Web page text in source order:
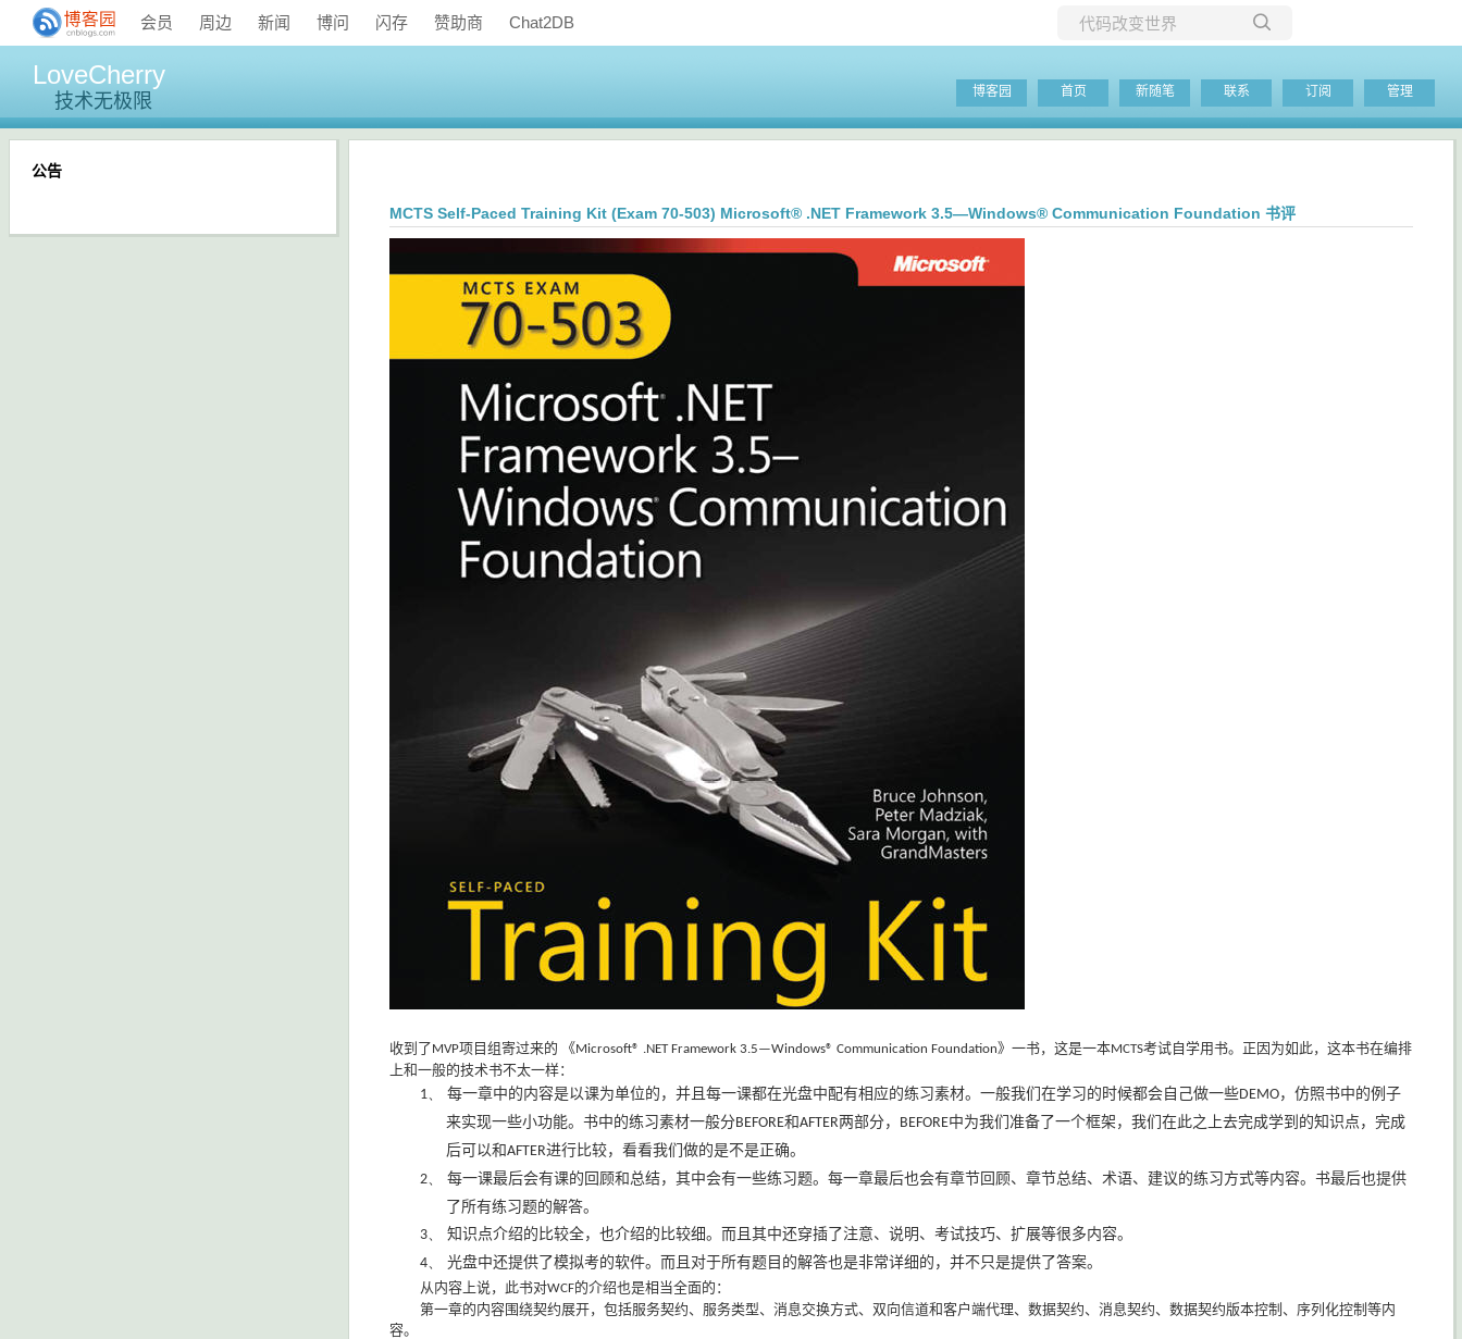
会员 周边 新闻 博问 闪存 赞助商 Chat2DB
当前博客
LoveCherry
技术无极限 博客园 首页 新随笔 联系 订阅 管理
MCTS Self-Paced Training Kit (Exam 70-503) Microsoft® .NET Framework 3.5—Windows® Communication Foundation 书评
收到了MVP项目组寄过来的 《Microsoft® .NET Framework 3.5—Windows® Communication Foundation》一书，这是一本MCTS考试自学用书。正因为如此，这本书在编排
上和一般的技术书不太一样：
1、
每一章中的内容是以课为单位的，并且每一课都在光盘中配有相应的练习素材。一般我们在学习的时候都会自己做一些DEMO，仿照书中的例子
来实现一些小功能。书中的练习素材一般分BEFORE和AFTER两部分， BEFORE中为我们准备了一个框架，我们在此之上去完成学到的知识点，完成
后可以和AFTER进行比较，看看我们做的是不是正确。
2、
每一课最后会有课的回顾和总结，其中会有一些练习题。每一章最后也会有章节回顾、章节总结、术语、建议的练习方式等内容。书最后也提供
了所有练习题的解答。
3、
知识点介绍的比较全，也介绍的比较细。而且其中还穿插了注意、说明、考试技巧、扩展等很多内容。
4、
光盘中还提供了模拟考的软件。而且对于所有题目的解答也是非常详细的，并不只是提供了答案。
从内容上说，此书对WCF的介绍也是相当全面的：
第一章的内容围绕契约展开，包括服务契约、服务类型、消息交换方式、双向信道和客户端代理、数据契约、消息契约、数据契约版本控制、序列化控制等内
容。
公告